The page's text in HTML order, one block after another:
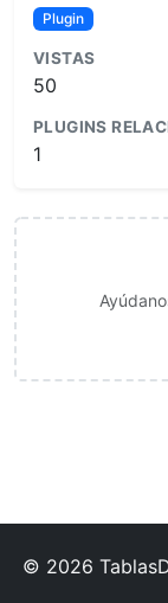
Plugin
VISTAS
50
PLUGINS
1
© 2026